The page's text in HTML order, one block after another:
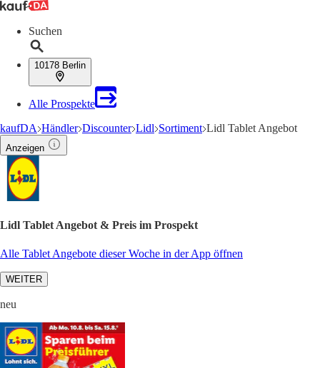
Suchen
10178 Berlin
Alle Prospekte
kaufDA Händler Discounter Lidl Sortiment Lidl Tablet Angebot
Anzeigen
Lidl Tablet Angebot & Preis im Prospekt
Alle Tablet Angebote dieser Woche in der App öffnen
WEITER
neu